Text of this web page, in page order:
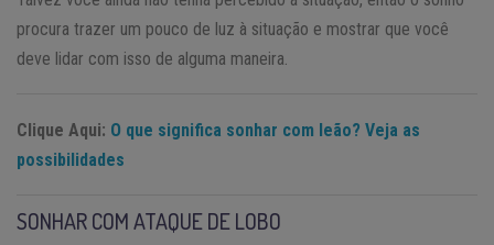
procura trazer um pouco de luz à situação e mostrar que você
deve lidar com isso de alguma maneira.
Clique Aqui: O que significa sonhar com leão? Veja as
possibilidades
SONHAR COM ATAQUE DE LOBO